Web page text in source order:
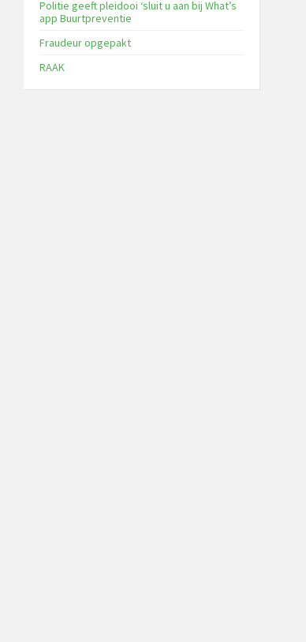
Politie geeft pleidooi ‘sluit u aan bij What’s
app Buurtpreventie
Fraudeur opgepakt
RAAK